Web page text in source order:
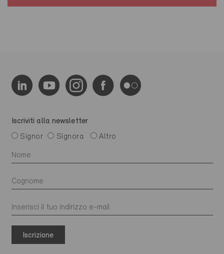
Iscriviti alla newsletter
Signor
Signora Altro
Iscrizione